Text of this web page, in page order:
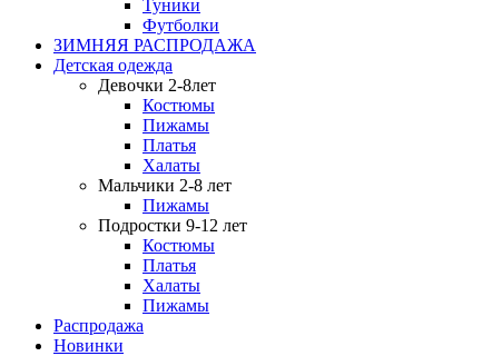
Туники
Футболки
ЗИМНЯЯ РАСПРОДАЖА
Детская одежда
Девочки 2-8лет
Костюмы
Пижамы
Платья
Халаты
Мальчики 2-8 лет
Пижамы
Подростки 9-12 лет
Костюмы
Платья
Халаты
Пижамы
Распродажа
Новинки